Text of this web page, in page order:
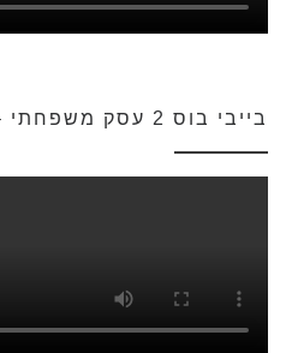
בייבי בוס 2 עסק משפחתי – טריילר רשמי מדובב